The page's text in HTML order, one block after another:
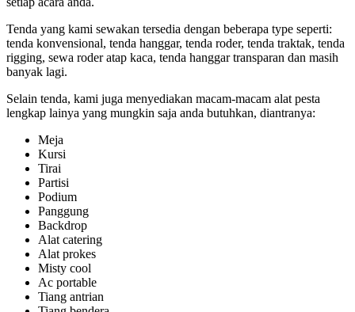
Tenda yang kami sewakan tersedia dengan beberapa type seperti:
tenda konvensional, tenda hanggar, tenda roder, tenda traktak, tenda
rigging, sewa roder atap kaca, tenda hanggar transparan dan masih
banyak lagi.
Selain tenda, kami juga menyediakan macam-macam alat pesta
lengkap lainya yang mungkin saja anda butuhkan, diantranya:
Meja
Kursi
Tirai
Partisi
Podium
Panggung
Backdrop
Alat catering
Alat prokes
Misty cool
Ac portable
Tiang antrian